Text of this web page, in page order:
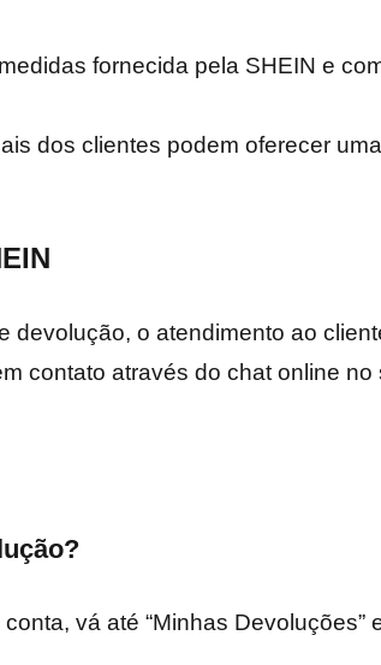
fornecida pela SHEIN e
dos clientes podem oferecer
devolução, o atendimento ao
contato através do chat online no
vá até “Minhas Devoluções”